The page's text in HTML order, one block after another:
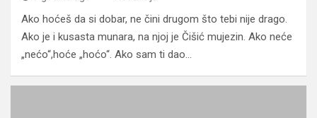
Ako hoćeš da si dobar, ne čini drugom što tebi nije drago.
Ako je i kusasta munara, na njoj je Čišić mujezin. Ako neće
„nećo“,hoće „hoćo“. Ako sam ti dao…